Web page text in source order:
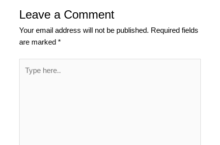
Leave a Comment
Your email address will not be published. Required fields
are marked*
here..